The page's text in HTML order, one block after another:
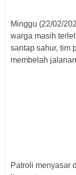
Minggu (22/02/
warga masih
santap sahur, tim
membelah
Patroli menyasar